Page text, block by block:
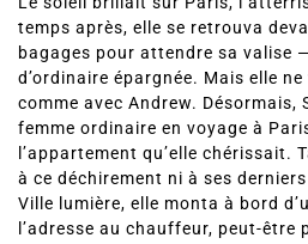
temps après, elle se retrouva
bagages pour attendre sa valise
d’ordinaire épargnée. Mais elle
comme avec Andrew. Désormais,
femme ordinaire en voyage à
l’appartement qu’elle chérissait.
à ce déchirement ni à ses
Ville lumière, elle monta à bord
l’adresse au chauffeur, peut-être